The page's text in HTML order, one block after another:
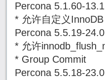
Percona 5.1.60-
* 允许自定义
Percona 5.5.19-
* 允许
* Group Commit
Percona 5.5.18-